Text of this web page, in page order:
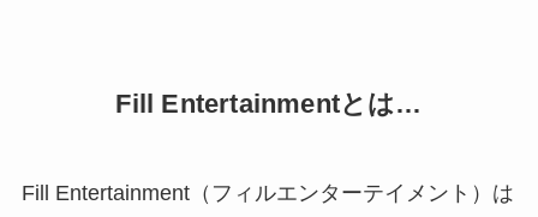
Fill Entertainmentとは…
Fill Entertainment（フィルエンターテイメント）は